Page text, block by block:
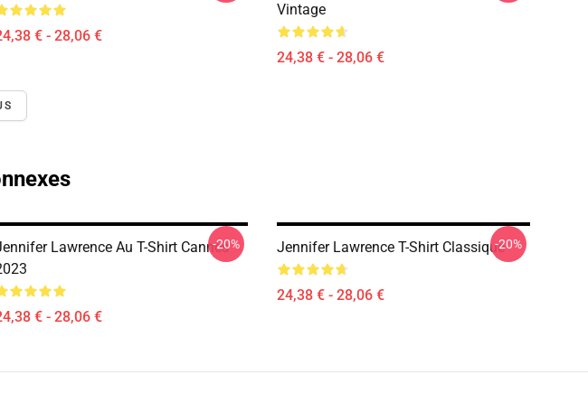
€ - 28,06 €
Vintage
24,38 € - 28,06 €
Lawrence Au T-Shirt Cannes
€ - 28,06 €
-20% Jennifer Lawrence T-Shirt Classique
24,38 € - 28,06 €
-20%